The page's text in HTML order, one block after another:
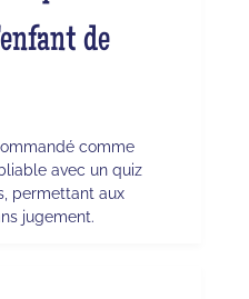
de
comme
avec un quiz
permettant aux
jugement.